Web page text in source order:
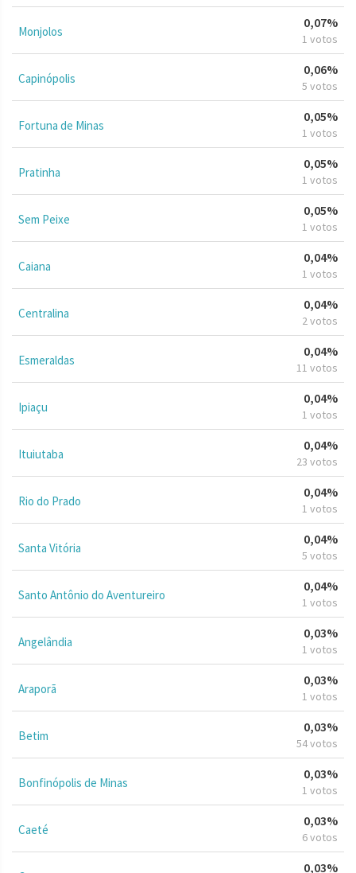
Monjolos
0,07%
1 votos
Capinópolis
0,06%
5 votos
Fortuna de Minas
0,05%
1 votos
Pratinha
0,05%
1 votos
Sem Peixe
0,05%
1 votos
Caiana
0,04%
1 votos
Centralina
0,04%
2 votos
Esmeraldas
0,04%
11 votos
Ipiaçu
0,04%
1 votos
Ituiutaba
0,04%
23 votos
Rio do Prado
0,04%
1 votos
Santa Vitória
0,04%
5 votos
Santo Antônio do Aventureiro
0,04%
1 votos
Angelândia
0,03%
1 votos
Araporã
0,03%
1 votos
Betim
0,03%
54 votos
Bonfinópolis de Minas
0,03%
1 votos
Caeté
0,03%
6 votos
0,03%